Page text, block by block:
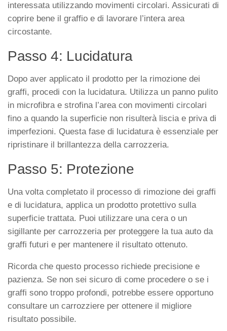
interessata utilizzando movimenti circolari. Assicurati di
coprire bene il graffio e di lavorare l’intera area
circostante.
Passo 4: Lucidatura
Dopo aver applicato il prodotto per la rimozione dei
graffi, procedi con la lucidatura. Utilizza un panno pulito
in microfibra e strofina l’area con movimenti circolari
fino a quando la superficie non risulterà liscia e priva di
imperfezioni. Questa fase di lucidatura è essenziale per
ripristinare il brillantezza della carrozzeria.
Passo 5: Protezione
Una volta completato il processo di rimozione dei graffi
e di lucidatura, applica un prodotto protettivo sulla
superficie trattata. Puoi utilizzare una cera o un
sigillante per carrozzeria per proteggere la tua auto da
graffi futuri e per mantenere il risultato ottenuto.
Ricorda che questo processo richiede precisione e
pazienza. Se non sei sicuro di come procedere o se i
graffi sono troppo profondi, potrebbe essere opportuno
consultare un carrozziere per ottenere il migliore
risultato possibile.